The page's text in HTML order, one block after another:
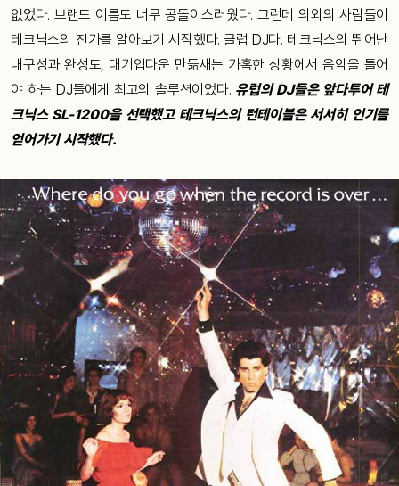
없었다. 브랜드 이름도 너무 공돌이스러웠다. 그런데 의외의 사람들이
테크닉스의 진가를 알아보기 시작했다.클럽 DJ다. 테크닉스의 뛰어난
내구성과 완성도, 대기업다운 만듦새는 가혹한 상황에서 음악을 틀어
야 하는 DJ들에게 최고의 솔루션이었다. 유럽의DJ들은 앞다투어 테
크닉스SL-1200을 선택했고 테크닉스의 턴테이블은 서서히 인기를
얻어가기 시작했다.